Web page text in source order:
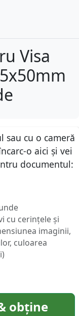
Visa
sau cu o cameră
o aici și vei
documentul:
cu cerințele și
imaginii,
culoarea
obține